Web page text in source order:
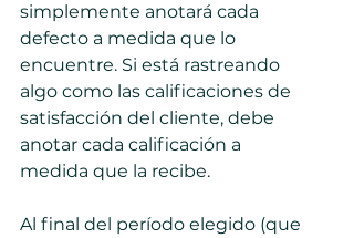
simplemente anotará cada
defecto a medida que lo
encuentre. Si está rastreando
algo como las calificaciones de
satisfacción del cliente, debe
anotar cada calificación a
medida que la recibe.
Al final del período elegido (que